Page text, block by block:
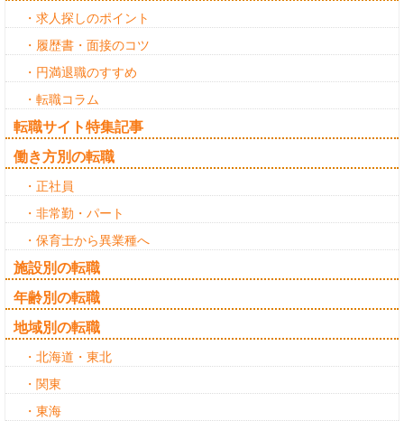
・求人探しのポイント
・履歴書・面接のコツ
・円満退職のすすめ
・転職コラム
転職サイト特集記事
働き方別の転職
・正社員
・非常勤・パート
・保育士から異業種へ
施設別の転職
年齢別の転職
地域別の転職
・北海道・東北
・関東
・東海